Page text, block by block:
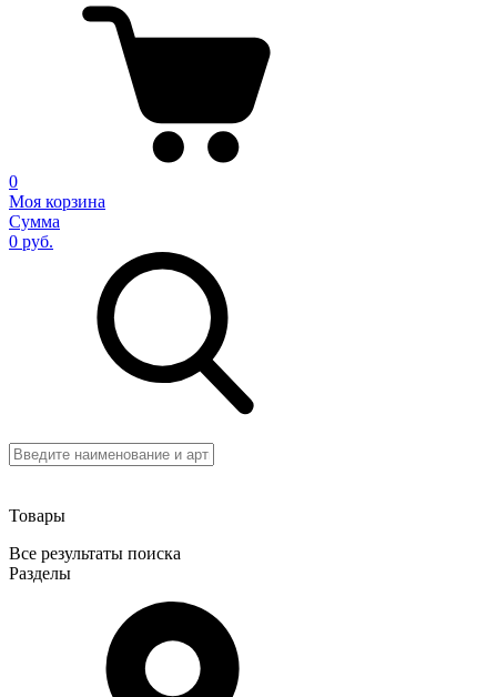
0
Моя корзина
Сумма
0 руб.
Товары
Все результаты поиска
Разделы